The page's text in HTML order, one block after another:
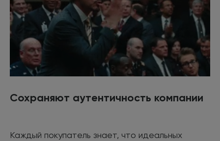
Сохраняют аутентичность компании
Каждый покупатель знает, что идеальных